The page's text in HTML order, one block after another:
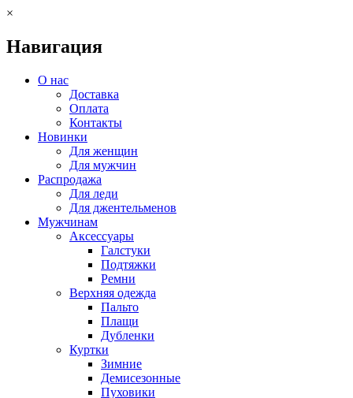
×
Навигация
О нас
Доставка
Оплата
Контакты
Новинки
Для женщин
Для мужчин
Распродажа
Для леди
Для джентельменов
Мужчинам
Аксессуары
Галстуки
Подтяжки
Ремни
Верхняя одежда
Пальто
Плащи
Дубленки
Куртки
Зимние
Демисезонные
Пуховики